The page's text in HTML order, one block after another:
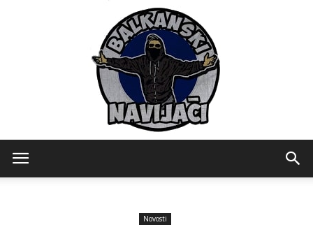
Novosti